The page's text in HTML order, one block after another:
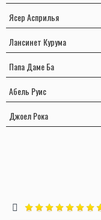
Ясер Асприлья
Лансинет Курума
Папа Даме Ба
Абель Руис
Джоел Рока